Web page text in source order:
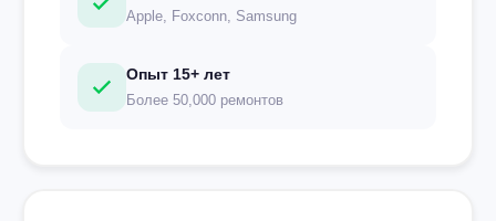
Apple, Foxconn, Samsung
Опыт 15+ лет
Более 50,000 ремонтов